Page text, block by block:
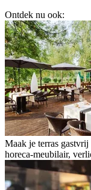
Ontdek nu ook:
Maak je terras gastvrij
horeca‑meubilair,